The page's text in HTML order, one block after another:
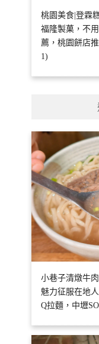
桃園美食|登霖
福隆製菓，不
薦，桃園餅店
1)
小巷子清燉牛
魅力征服在地
Q拉麵，中壢